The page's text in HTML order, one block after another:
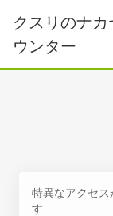
クスリのナ
ウンター
特異なアクセ
す